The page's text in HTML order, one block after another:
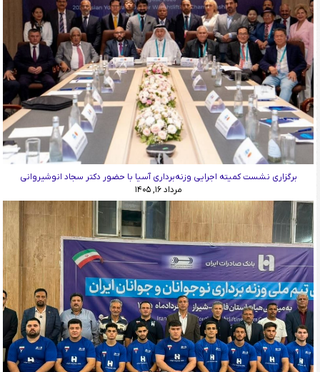
برگزاری نشست کمیته اجرایی وزنه‌برداری آسیا با حضور دکتر سجاد انوشیروانی
مرداد ۱۶, ۱۴۰۵